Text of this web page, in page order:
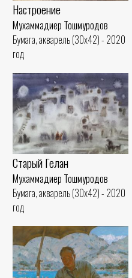
Настроение
Мухаммадиер Тошмуродов
Бумага, акварель (30x42) - 2020
год
Старый Гелан
Мухаммадиер Тошмуродов
Бумага, акварель (30x42) - 2020
год